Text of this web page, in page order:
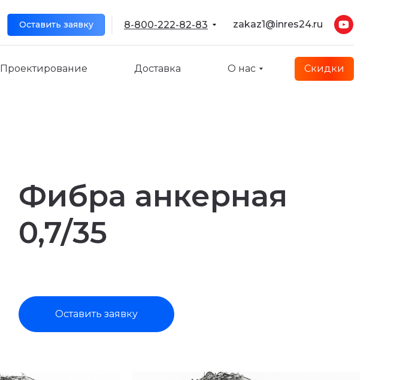
zakaz1@inres24.ru
Проектирование О нас
Доставка
Оставить заявку
Скидки
8-800-222-82-83
Оставить заявку
Проектирование О нас
Доставка Скидки
8-800-222-82-83
Фибра анкерная
0,7/35
Оставить заявку